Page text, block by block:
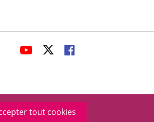
tout cookies
ENLACE
EXTERNA.
ENLACE
EXTERNA.
ENLACE
EXTERNA.